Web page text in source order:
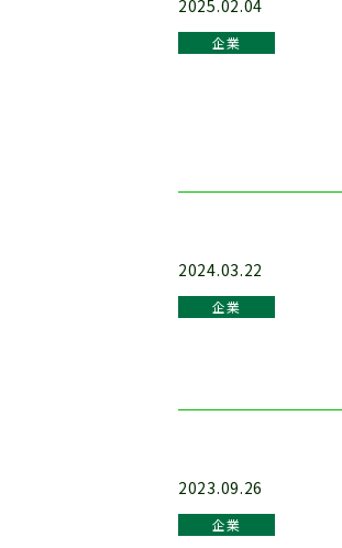
2025.02.04
企業
2024.03.22
企業
2023.09.26
企業